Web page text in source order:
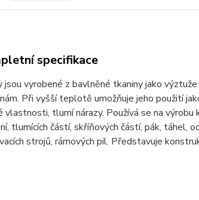
specifikace
jsou vyrobené z bavlněné tkaniny jako
Při vyšší teplotě umožňuje jeho použití
vlastnosti, tlumí nárazy. Používá se na
tlumících částí, skříňových částí, pák, táhel,
strojů, rámových pil. Představuje